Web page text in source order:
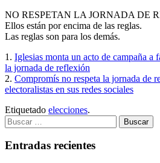
NO RESPETAN LA JORNADA DE
Ellos están por encima de las reglas.
Las reglas son para los demás.
1. Iglesias monta un acto de campaña a
la jornada de reflexión
2. Compromís no respeta la jornada de
electoralistas en sus redes sociales
Etiquetado elecciones.
Buscar:
Entradas recientes